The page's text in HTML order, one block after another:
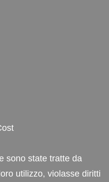
sono state tratte da
utilizzo, violasse diritti